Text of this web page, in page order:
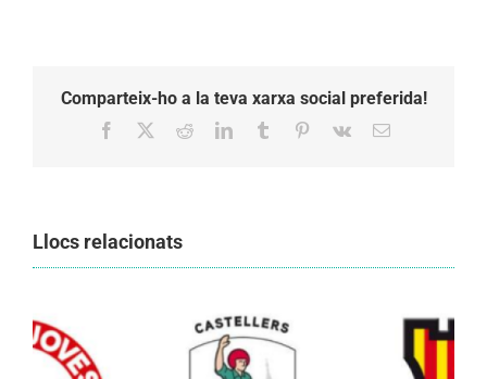
Comparteix-ho a la teva xarxa social preferida!
Facebook RedditLinkedInTumblr Pinterest
Vk Email:
Llocs relacionats